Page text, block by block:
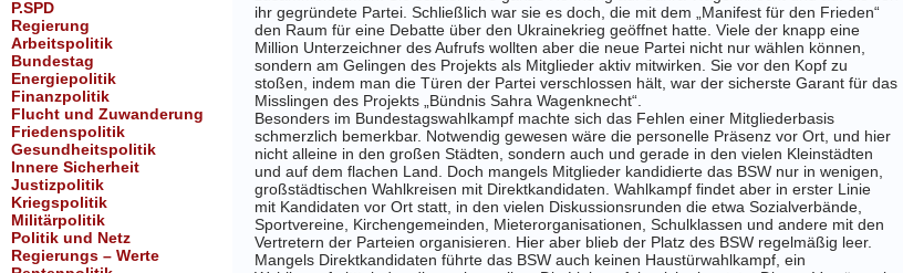
P.SPD
Regierung
Arbeitspolitik
Bundestag
Energiepolitik
Finanzpolitik
Flucht und Zuwanderung
Friedenspolitik
Gesundheitspolitik
Innere Sicherheit
Justizpolitik
Kriegspolitik
Militärpolitik
Politik und Netz
Regierungs – Werte
ihr gegründete Partei. Schließlich war sie es doch, die mit dem „Manifest für den Frieden“
den Raum für eine Debatte über den Ukrainekrieg geöffnet hatte. Viele der knapp eine
Million Unterzeichner des Aufrufs wollten aber die neue Partei nicht nur wählen können,
sondern am Gelingen des Projekts als Mitglieder aktiv mitwirken. Sie vor den Kopf zu
stoßen, indem man die Türen der Partei verschlossen hält, war der sicherste Garant für das
Misslingen des Projekts „Bündnis Sahra Wagenknecht“.
Besonders im Bundestagswahlkampf machte sich das Fehlen einer Mitgliederbasis
schmerzlich bemerkbar. Notwendig gewesen wäre die personelle Präsenz vor Ort, und hier
nicht alleine in den großen Städten, sondern auch und gerade in den vielen Kleinstädten
und auf dem flachen Land. Doch mangels Mitglieder kandidierte das BSW nur in wenigen,
großstädtischen Wahlkreisen mit Direktkandidaten. Wahlkampf findet aber in erster Linie
mit Kandidaten vor Ort statt, in den vielen Diskussionsrunden die etwa Sozialverbände,
Sportvereine, Kirchengemeinden, Mieterorganisationen, Schulklassen und andere mit den
Vertretern der Parteien organisieren. Hier aber blieb der Platz des BSW regelmäßig leer.
Mangels Direktkandidaten führte das BSW auch keinen Haustürwahlkampf, ein